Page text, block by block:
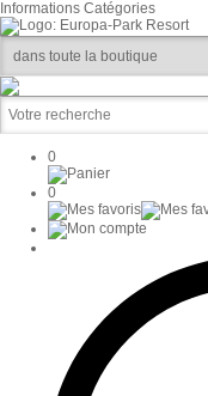
Informations Catégories
0
0